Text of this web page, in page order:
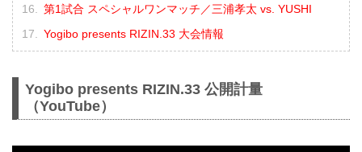
第1試合 スペシャルワンマッチ／三浦孝太 vs. YUSHI
Yogibo presents RIZIN.33 大会情報
Yogibo presents RIZIN.33 公開計量
（YouTube）